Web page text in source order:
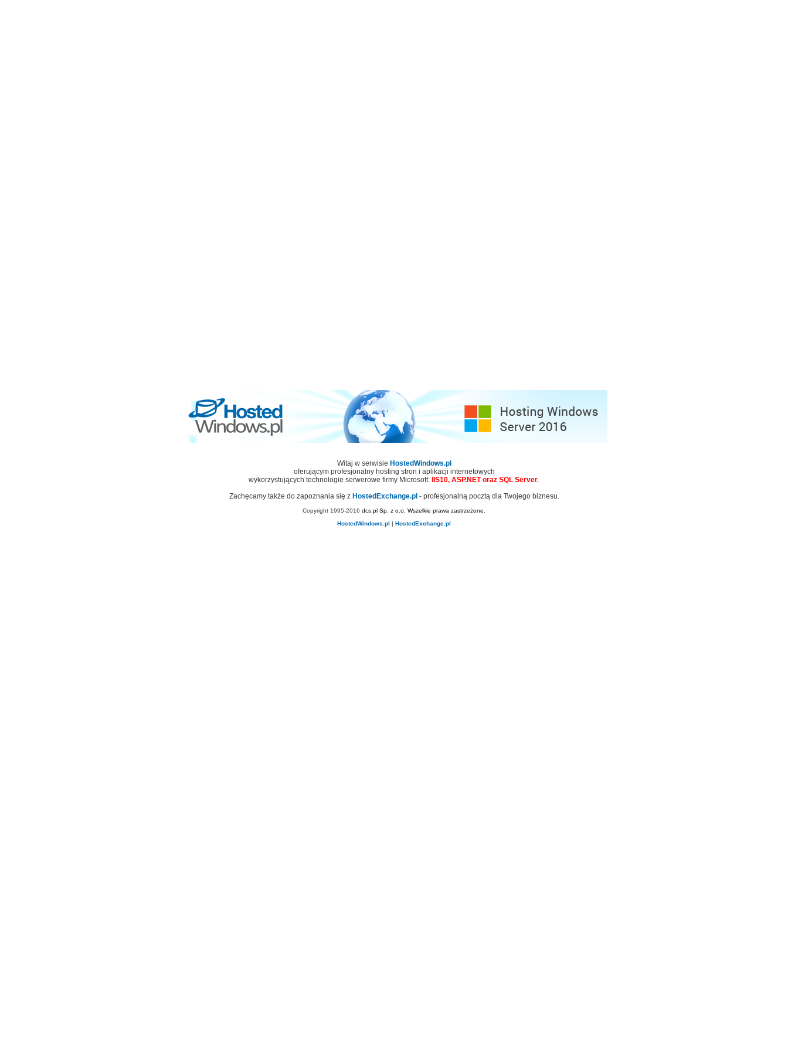
Witaj w serwisie HostedWindows.pl
oferującym profesjonalny hosting stron i aplikacji internetowych
wykorzystujących technologie serwerowe firmy Microsoft:
IIS10, ASP.NET oraz SQL Server.
Zachęcamy także do zapoznania się z HostedExchange.pl - profesjonalną pocztą dla Twojego biznesu.
Copyright 1995-2016 dcs.pl Sp. z o.o. Wszelkie prawa zastrzeżone.
HostedWindows.pl | HostedExchange.pl